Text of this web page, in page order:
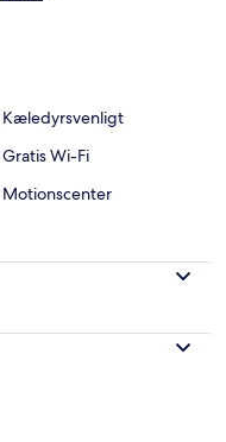
Kæledyrsvenligt
Gratis Wi-Fi
Motionscenter